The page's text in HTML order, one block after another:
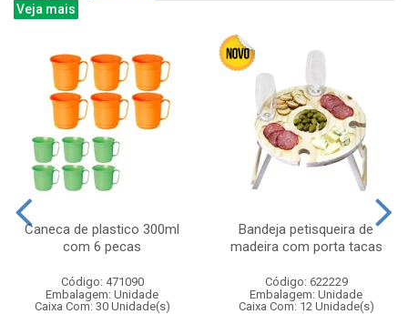
Veja mais
Caneca de plastico 300ml
com 6 pecas
Código: 471090
Embalagem: Unidade
Caixa Com: 30 Unidade(s)
Bandeja petisqueira de
madeira com porta tacas
Código: 622229
Embalagem: Unidade
Caixa Com: 12 Unidade(s)